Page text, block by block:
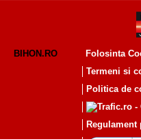
BIHON.RO
Folosinta
Termeni si
Politica de